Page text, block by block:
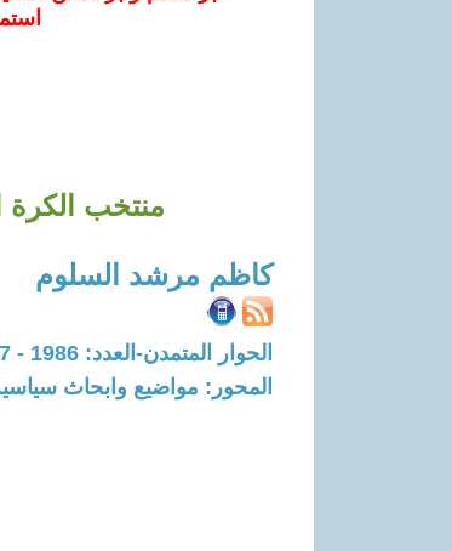
منتخب
كاظم مرشد السلوم
الحوار المتمدن-العدد: 1986 - 2007 / 7 / 24 - 06:37
المحور: مواضيع وابحاث